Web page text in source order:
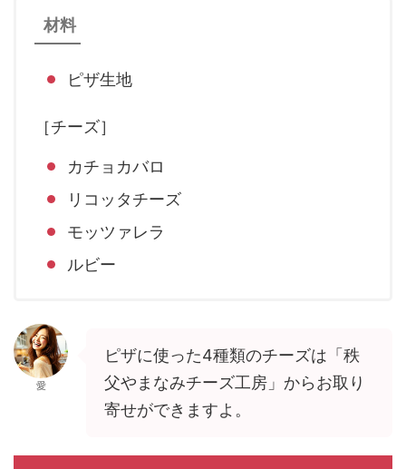
材料
ピザ生地
［チーズ］
カチョカバロ
リコッタチーズ
モッツァレラ
ルビー
愛
ピザに使った4種類のチーズは「秩
父やまなみチーズ工房」からお取り
寄せができますよ。